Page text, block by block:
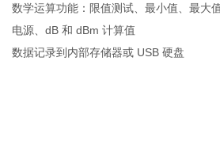
数学运算功能：限值测试、最小值、最大
电源、dB 和 dBm 计算值
数据记录到内部存储器或 USB 硬盘